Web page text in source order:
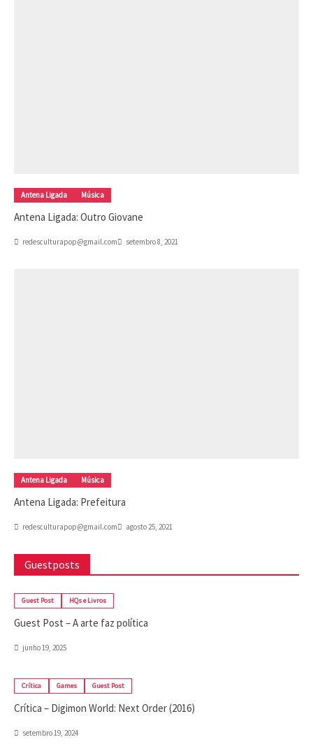
Antena Ligada Música
Antena Ligada: Outro Giovane
redesculturapop@gmail.com setembro 8, 2021
Antena Ligada Música
Antena Ligada: Prefeitura
redesculturapop@gmail.com agosto 25, 2021
Guestposts
Guest Post HQs e Livros
Guest Post – A arte faz política
junho 19, 2025
Crítica Games Guest Post
Crítica – Digimon World: Next Order (2016)
setembro 19, 2024